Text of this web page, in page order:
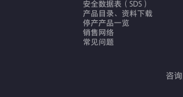
安全数据表（SDS）
产品目录、资料下载
停产产品一览
销售网络
常见问题
咨询